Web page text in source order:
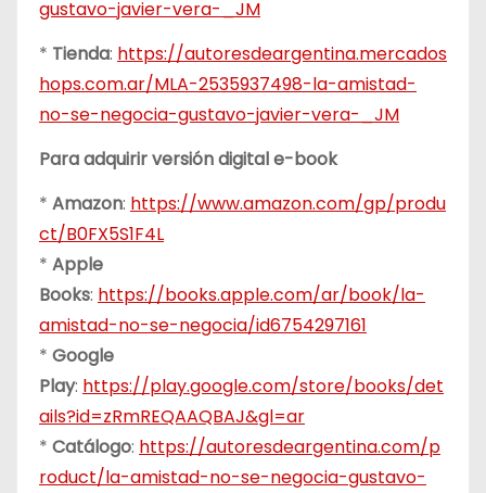
gustavo-javier-vera-_JM
* Tienda: https://autoresdeargentina.mercados
hops.com.ar/MLA-2535937498-la-amistad-
no-se-negocia-gustavo-javier-vera-_JM
Para adquirir versión digital e-book
* Amazon: https://www.amazon.com/gp/produ
ct/B0FX5S1F4L
* Apple
Books: https://books.apple.com/ar/book/la-
amistad-no-se-negocia/id6754297161
* Google
Play: https://play.google.com/store/books/det
ails?id=zRmREQAAQBAJ&gl=ar
* Catálogo: https://autoresdeargentina.com/p
roduct/la-amistad-no-se-negocia-gustavo-